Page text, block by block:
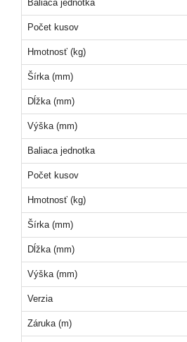
Baliaca jednotka
Počet kusov
Hmotnosť (kg)
Šírka (mm)
Dĺžka (mm)
Výška (mm)
Baliaca jednotka
Počet kusov
Hmotnosť (kg)
Šírka (mm)
Dĺžka (mm)
Výška (mm)
Verzia
Záruka (m)